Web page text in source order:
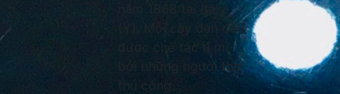
năm 1868 tại Italy
(Ý). Mỗi cây đàn đều
được chế tác tỉ mỉ
bởi những người thợ
thủ công...